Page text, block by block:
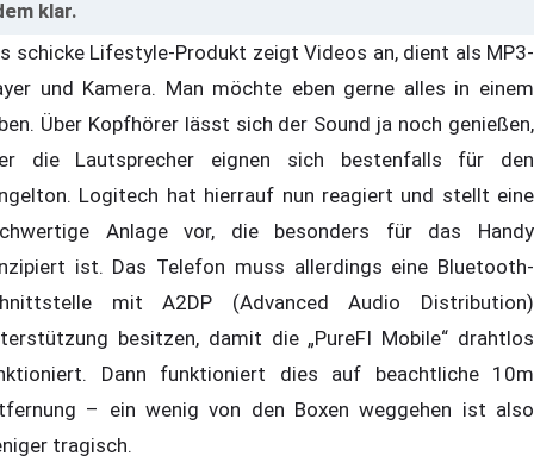
klar.
schicke Lifestyle-Produkt zeigt Videos an, dient als MP3-
und Kamera. Man möchte eben gerne alles in einem
Über Kopfhörer lässt sich der Sound ja noch genießen,
die Lautsprecher eignen sich bestenfalls für den
Logitech hat hierrauf nun reagiert und stellt eine
Anlage vor, die besonders für das Handy
ist. Das Telefon muss allerdings eine Bluetooth-
mit A2DP (Advanced Audio Distribution)
besitzen, damit die „PureFI Mobile“ drahtlos
Dann funktioniert dies auf beachtliche 10m
– ein wenig von den Boxen weggehen ist also
tragisch.